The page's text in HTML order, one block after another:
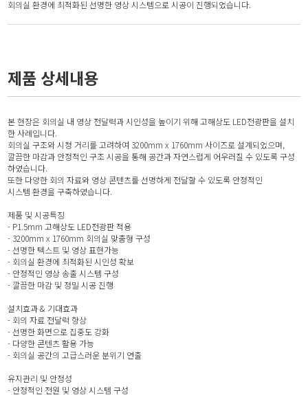
회의실 환경에 최적화된 선명한 영상 시스템으로 시공이 진행되었습니다.
제품 상세내용
본 현장은 회의실 내 영상 전달력과 시인성을 높이기 위해 고해상도 LED전광판을 설치
한 사례입니다.
회의실 구조와 시청 거리를 고려하여 3200mm x 1760mm 사이즈로 설계되었으며,
깔끔한 마감과 안정적인 구조 시공을 통해 공간과 자연스럽게 어우러질 수 있도록 구성
하였습니다.
또한 다양한 회의 자료와 영상 콘텐츠를 선명하게 전달할 수 있도록 안정적인
시스템 환경을 구축하였습니다.
제품 및 시공특징
- P1.5mm 고해상도 LED전광판 적용
- 3200mm x 1760mm 회의실 맞춤형 구성
- 선명한 텍스트 및 영상 표현가능
- 회의실 환경에 최적화된 시인성 확보
- 안정적인 영상 송출 시스템 구성
- 깔끔한 마감 및 정밀 시공 진행
설치효과 & 기대효과
- 회의 자료 전달력 향상
- 선명한 화면으로 집중도 강화
- 다양한 콘텐츠 활용 가능
- 회의실 공간의 고급스러운 분위기 연출
유지관리 및 안정성
- 안정적인 전원 및 영상 시스템 구성